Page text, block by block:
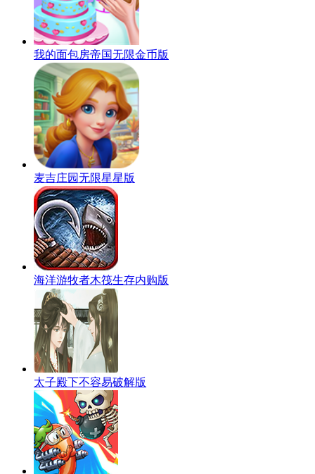
我的面包房帝国无限金币版
麦吉庄园无限星星版
海洋游牧者木筏生存内购版
太子殿下不容易破解版